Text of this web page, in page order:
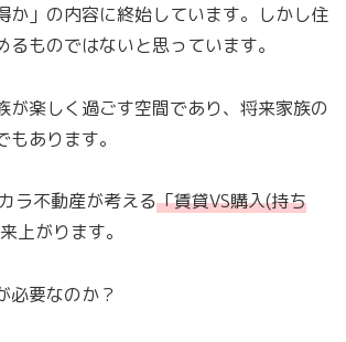
か」の内容に終始しています。しかし住
るものではないと思っています。
が楽しく過ごす空間であり、将来家族の
あります。
ラ不動産が考える「賃貸VS購入(持ち
上がります。
必要なのか？